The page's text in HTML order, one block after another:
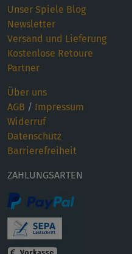
Unser Spiele Blog
Newsletter
Versand und Lieferung
Kostenlose Retoure
Partner
Über uns
AGB / Impressum
Widerruf
Datenschutz
Barrierefreiheit
ZAHLUNGSARTEN